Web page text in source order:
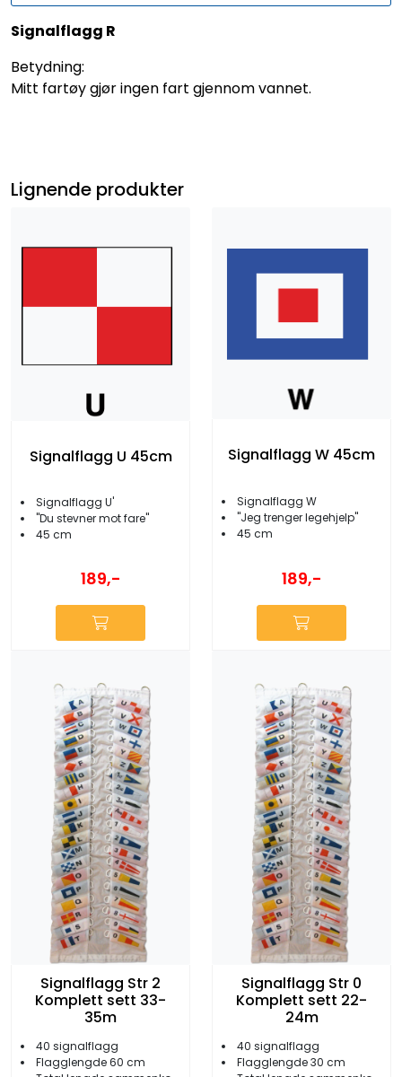
Signalflagg R
Betydning:
Mitt fartøy gjør ingen fart gjennom vannet.
Lignende produkter
Signalflagg U 45cm
Signalflagg U'
''Du stevner mot fare''
45 cm
189,-
Signalflagg W 45cm
Signalflagg W
''Jeg trenger legehjelp''
45 cm
189,-
Signalflagg Str 2
Komplett sett 33-
35m
40 signalflagg
Flagglengde 60 cm
Signalflagg Str 0
Komplett sett 22-
24m
40 signalflagg
Flagglengde 30 cm